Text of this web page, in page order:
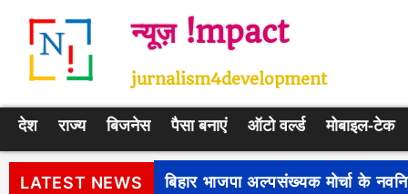
न्यूज़ !mpact
jurnalism4development
देश राज्य बिजनेस पैसा बनाएं ऑटो वर्ल्ड मोबाइल-टेक
LATEST NEWS पीएम सूर्य घर: मुफ्त बिजली योजना के